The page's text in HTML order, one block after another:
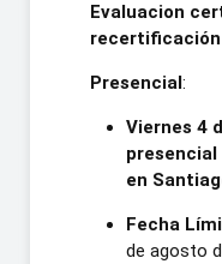
Evaluacion
recertificación
Presencial:
Viernes 4
presencial
en
Fecha
de agosto